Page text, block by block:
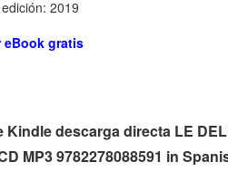
2019
eBook gratis
Kindle descarga directa LE
MP3 9782278088591 in